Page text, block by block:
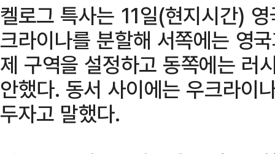
켈로그 특사는 11일(현지시간)
크라이나를 분할해 서쪽에는 영
제 구역을 설정하고 동쪽에는 러
안했다. 동서 사이에는 우크라이
두자고 말했다.